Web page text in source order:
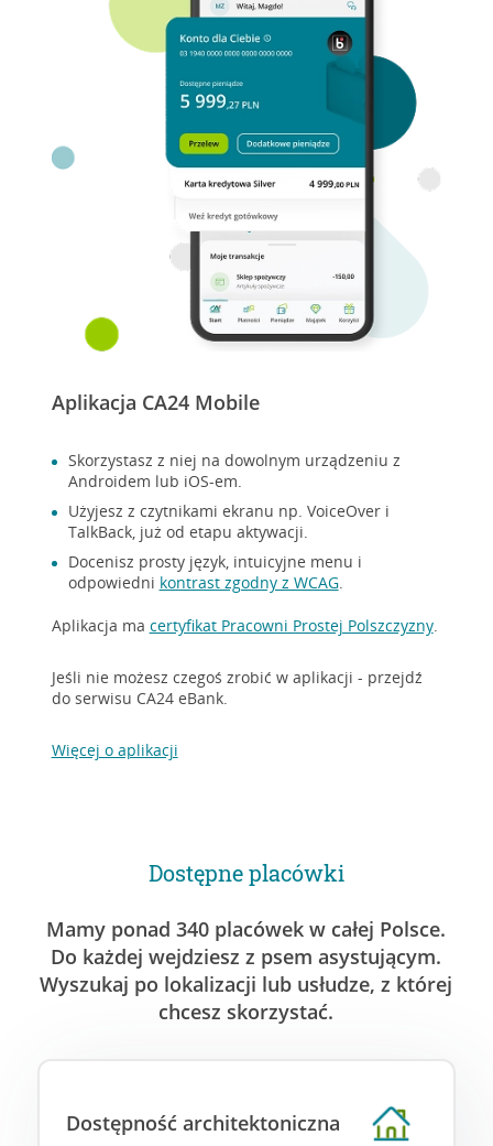
Aplikacja CA24 Mobile
Skorzystasz z niej na dowolnym urządzeniu z
Androidem lub iOS-em.
Użyjesz z czytnikami ekranu np. VoiceOver i
TalkBack, już od etapu aktywacji.
Docenisz prosty język, intuicyjne menu i
odpowiedni kontrast zgodny z WCAG.
Aplikacja ma certyfikat Pracowni Prostej Polszczyzny.
Jeśli nie możesz czegoś zrobić w aplikacji - przejdź
do serwisu CA24 eBank.
Więcej o aplikacji
Dostępne placówki
Mamy ponad 340 placówek w całej Polsce.
Do każdej wejdziesz z psem asystującym.
Wyszukaj po lokalizacji lub usłudze, z której
chcesz skorzystać.
Dostępność architektoniczna